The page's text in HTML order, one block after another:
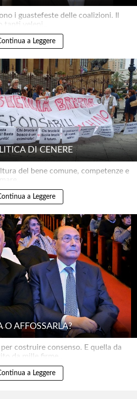
i guastefeste delle coalizioni. Il
tanti veleni..
a Leggere
DI CENERE
del bene comune, competenze e
a Leggere
O AFFOSSARLA?
costruire consenso. E quella da
da mille firme..
a Leggere